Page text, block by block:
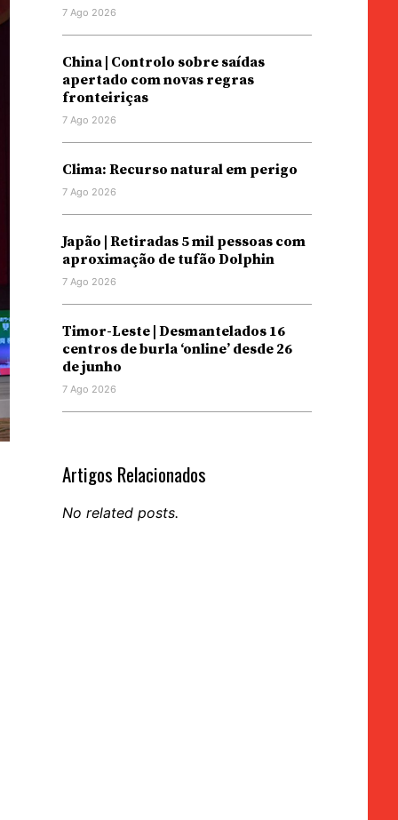
7 Ago 2026
China | Controlo sobre saídas
apertado com novas regras
fronteiriças
7 Ago 2026
Clima: Recurso natural em perigo
7 Ago 2026
Japão | Retiradas 5 mil pessoas com
aproximação de tufão Dolphin
7 Ago 2026
Timor-Leste | Desmantelados 16
centros de burla ‘online’ desde 26
de junho
7 Ago 2026
Artigos Relacionados
No related posts.